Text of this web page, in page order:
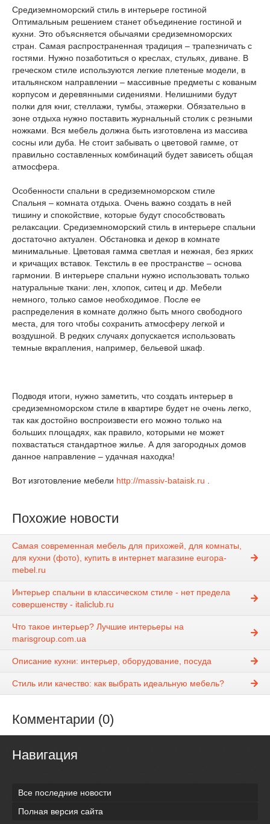
Средиземноморский стиль в интерьере гостиной
Оптимальным решением станет объединение гостиной и
кухни. Это объясняется обычаями средиземноморских
стран. Самая распространенная традиция – трапезничать с
гостями. Нужно позаботиться о креслах, стульях, диване. В
греческом стиле используются легкие плетеные модели, в
итальянском направлении – массивные предметы с кованым
корпусом и деревянными сидениями. Нелишними будут
полки для книг, стеллажи, тумбы, этажерки. Обязательно в
зоне отдыха нужно поставить журнальный столик с резными
ножками. Вся мебель должна быть изготовлена из массива
сосны или дуба. Не стоит забывать о цветовой гамме, от
правильно составленных комбинаций будет зависеть общая
атмосфера.
Особенности спальни в средиземноморском стиле
Спальня – комната отдыха. Очень важно создать в ней
тишину и спокойствие, которые будут способствовать
релаксации. Средиземноморский стиль в интерьере спальни
достаточно актуален. Обстановка и декор в комнате
минимальные. Цветовая гамма светлая и нежная, без ярких
и кричащих вставок. Текстиль в ее пространстве – основа
гармонии. В интерьере спальни нужно использовать только
натуральные ткани: лен, хлопок, ситец и др. Мебели
немного, только самое необходимое. После ее
распределения в комнате должно быть много свободного
места, для того чтобы сохранить атмосферу легкой и
воздушной. В редких случаях допускается использовать
темные вкрапления, например, бельевой шкаф.
Подводя итоги, нужно заметить, что создать интерьер в
средиземноморском стиле в квартире будет не очень легко,
так как достойно воспроизвести его можно только на
больших площадях, как правило, которыми не может
похвастаться стандартное жилье. А для загородных домов
данное направление – удачная находка!
Вот изготовление мебели http://massiv-bataisk.ru
Похожие новости
Самая современная мебель для прихожей, для комнаты,
для кухни (фото), купить в интернет магазине europa-
mebel.ru
Интерьер спальни в классическом стиле - нет предела
совершенству - italiclub.ru
Что такое интерьер? Лучшие интерьеры на
marisgroup.com.ua
Описание кухни: интерьер, оборудование, посуда
Стиль или качество: как выбрать идеальную мебель?
Комментарии (0)
Навигация
Все последние новости
Полная версия сайта